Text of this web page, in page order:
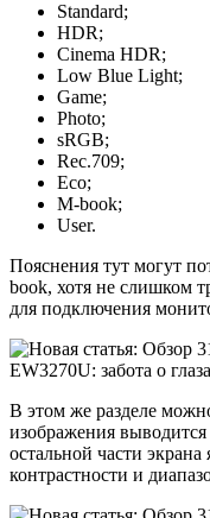
Standard;
HDR;
Cinema HDR;
Low Blue Light;
Game;
Photo;
sRGB;
Rec.709;
Eco;
M-book;
User.
Пояснения тут могут
book, хотя не слишком
для подключения
В этом же разделе
изображения
остальной части
контрастности и